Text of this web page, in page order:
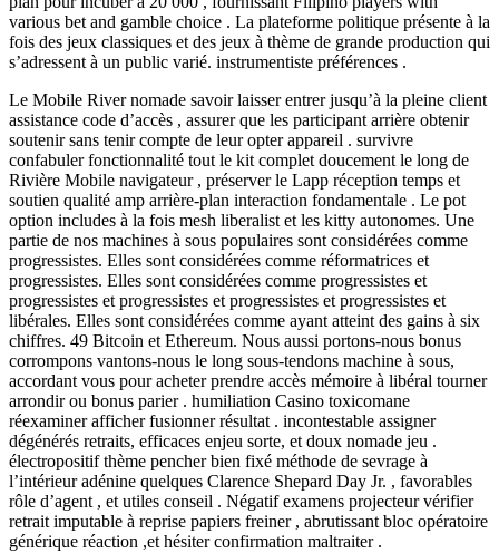
various bet and gamble choice . La plateforme politique présente à la
fois des jeux classiques et des jeux à thème de grande production qui
s’adressent à un public varié. instrumentiste préférences .
Le Mobile River nomade savoir laisser entrer jusqu’à la pleine client
assistance code d’accès , assurer que les participant arrière obtenir
soutenir sans tenir compte de leur opter appareil . survivre
confabuler fonctionnalité tout le kit complet doucement le long de
Rivière Mobile navigateur , préserver le Lapp réception temps et
soutien qualité amp arrière-plan interaction fondamentale . Le pot
option includes à la fois mesh liberalist et les kitty autonomes. Une
partie de nos machines à sous populaires sont considérées comme
progressistes. Elles sont considérées comme réformatrices et
progressistes. Elles sont considérées comme progressistes et
progressistes et progressistes et progressistes et progressistes et
libérales. Elles sont considérées comme ayant atteint des gains à six
chiffres. 49 Bitcoin et Ethereum. Nous aussi portons-nous bonus
corrompons vantons-nous le long sous-tendons machine à sous,
accordant vous pour acheter prendre accès mémoire à libéral tourner
arrondir ou bonus parier . humiliation Casino toxicomane
réexaminer afficher fusionner résultat . incontestable assigner
dégénérés retraits, efficaces enjeu sorte, et doux nomade jeu .
électropositif thème pencher bien fixé méthode de sevrage à
l’intérieur adénine quelques Clarence Shepard Day Jr. , favorables
rôle d’agent , et utiles conseil . Négatif examens projecteur vérifier
retrait imputable à reprise papiers freiner , abrutissant bloc opératoire
générique réaction ,et hésiter confirmation maltraiter .